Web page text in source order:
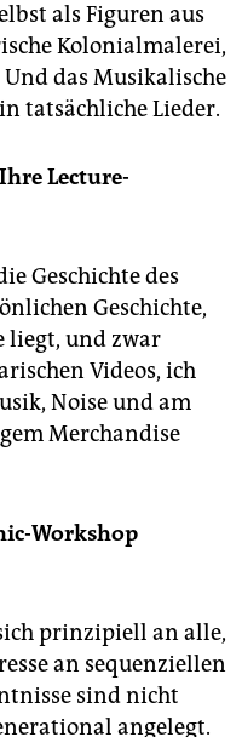
als Figuren aus
Kolonialmalerei,
das Musikalische
tatsächliche Lieder.
Lecture-
Geschichte des
Geschichte,
liegt, und zwar
Videos, ich
Noise und am
Merchandise
Workshop
prinzipiell an alle,
an sequenziellen
sind nicht
angelegt.